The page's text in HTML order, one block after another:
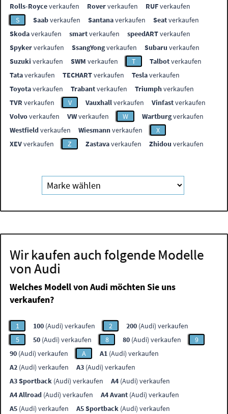
Rolls-Royceverkaufen Roververkaufen RUFverkaufen
S
Saabverkaufen Santanaverkaufen Seatverkaufen
Skodaverkaufen smartverkaufen speedARTverkaufen
Spykerverkaufen SsangYongverkaufen Subaru verkaufen
Suzuki verkaufen SWM verkaufen T Talbotverkaufen
Tataverkaufen TECHARTverkaufen Teslaverkaufen
Toyotaverkaufen Trabantverkaufen Triumphverkaufen
TVR verkaufen V Vauxhallverkaufen Vinfastverkaufen
Volvoverkaufen VWverkaufen W Wartburgverkaufen
Westfieldverkaufen Wiesmannverkaufen
X
XEVverkaufen Z Zastavaverkaufen Zhidou verkaufen
Wir kaufen auch folgende Modelle
von Audi
Welches Modell von Audi möchten Sie uns
verkaufen?
1 100 (Audi) verkaufen 2 200 (Audi) verkaufen
5
50 (Audi) verkaufen 8 80 (Audi) verkaufen
9
90 (Audi) verkaufen A A1 (Audi) verkaufen
A2 (Audi) verkaufen A3 (Audi) verkaufen
A3 Sportback (Audi) verkaufen A4 (Audi) verkaufen
A4 Allroad (Audi) verkaufen A4 Avant (Audi) verkaufen
A5 (Audi) verkaufen A5 Sportback (Audi) verkaufen